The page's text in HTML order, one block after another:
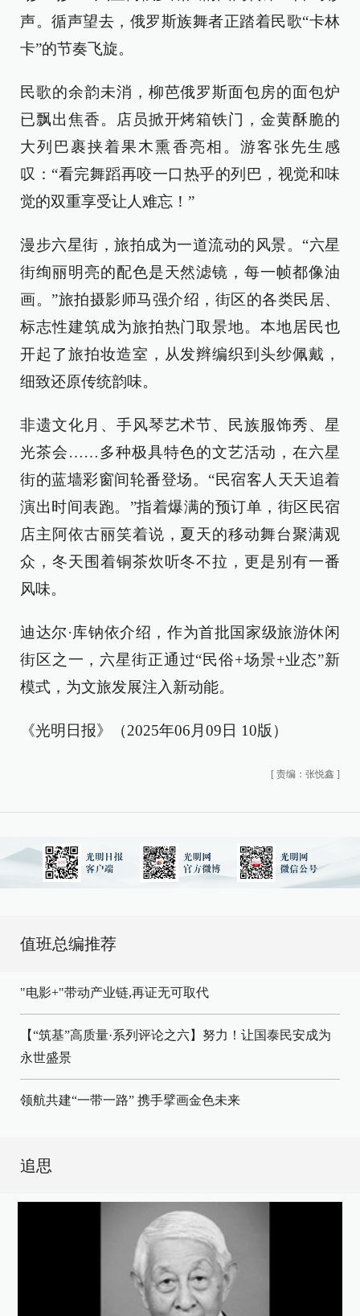
声。循声望去，俄罗斯族舞者正踏着民歌“卡林
卡”的节奏飞旋。
民歌的余韵未消，柳芭俄罗斯面包房的面包炉
已飘出焦香。店员掀开烤箱铁门，金黄酥脆的
大列巴裹挟着果木熏香亮相。游客张先生感
叹：“看完舞蹈再咬一口热乎的列巴，视觉和味
觉的双重享受让人难忘！”
漫步六星街，旅拍成为一道流动的风景。“六星
街绚丽明亮的配色是天然滤镜，每一帧都像油
画。”旅拍摄影师马强介绍，街区的各类民居、
标志性建筑成为旅拍热门取景地。本地居民也
开起了旅拍妆造室，从发辫编织到头纱佩戴，
细致还原传统韵味。
非遗文化月、手风琴艺术节、民族服饰秀、星
光茶会……多种极具特色的文艺活动，在六星
街的蓝墙彩窗间轮番登场。“民宿客人天天追着
演出时间表跑。”指着爆满的预订单，街区民宿
店主阿依古丽笑着说，夏天的移动舞台聚满观
众，冬天围着铜茶炊听冬不拉，更是别有一番
风味。
迪达尔·库钠依介绍，作为首批国家级旅游休闲
街区之一，六星街正通过“民俗+场景+业态”新
模式，为文旅发展注入新动能。
《光明日报》（2025年06月09日 10版）
[ 责编：张悦鑫 ]
值班总编推荐
"电影+"带动产业链,再证无可取代
【“筑基”高质量·系列评论之六】努力！让国泰民安成为
永世盛景
领航共建“一带一路” 携手擘画金色未来
追思